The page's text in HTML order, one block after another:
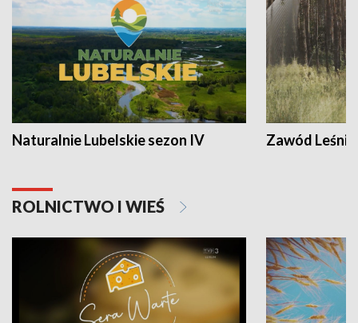
Naturalnie Lubelskie sezon IV Zawód Leśnik
ROLNICTWO I WIEŚ